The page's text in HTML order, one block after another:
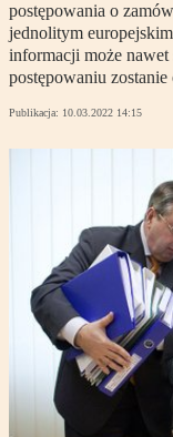
postępowania o
jednolitym
informacji może
postępowaniu zostanie
Publikacja: 10.03.2022 14:15